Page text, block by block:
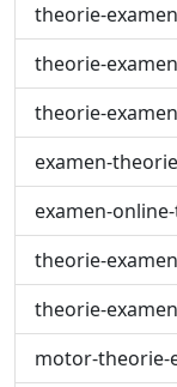
theorie-
theorie-
theorie-
examen-
examen-
theorie-
theorie-
motor-theorie-